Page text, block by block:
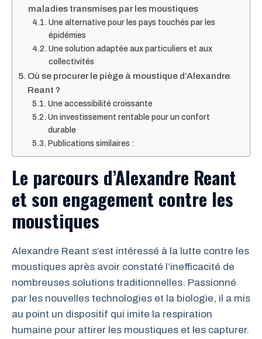
maladies transmises par les moustiques
Une alternative pour les pays touchés par les
épidémies
Une solution adaptée aux particuliers et aux
collectivités
Où se procurer le piège à moustique d’Alexandre
Reant ?
Une accessibilité croissante
Un investissement rentable pour un confort
durable
Publications similaires :
Le parcours d’Alexandre Reant
et son engagement contre les
moustiques
Alexandre Reant s’est intéressé à la lutte contre les
moustiques après avoir constaté l’inefficacité de
nombreuses solutions traditionnelles. Passionné
par les nouvelles technologies et la biologie, il a mis
au point un dispositif qui imite la respiration
humaine pour attirer les moustiques et les capturer.